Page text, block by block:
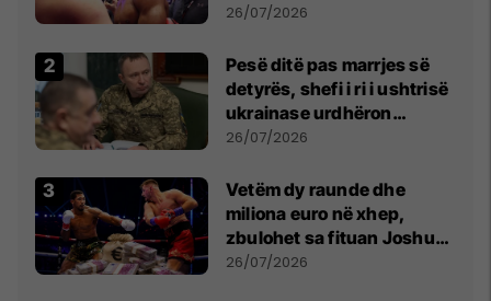
26/07/2026
Pesë ditë pas marrjes së
detyrës, shefi i ri i ushtrisë
ukrainase urdhëron
kontroll të madh
26/07/2026
Vetëm dy raunde dhe
miliona euro në xhep,
zbulohet sa fituan Joshua
e Prenga
26/07/2026